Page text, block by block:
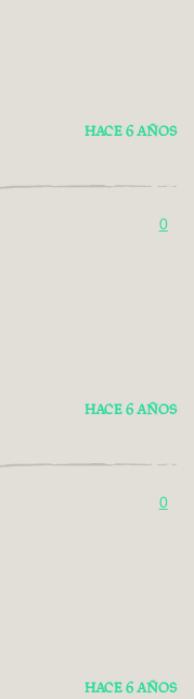
HACE 6 AÑOS
0
HACE 6 AÑOS
0
HACE 6 AÑOS